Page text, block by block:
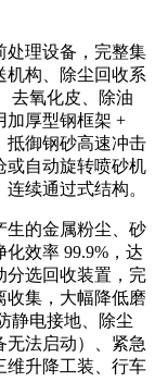
处理设备，完整集
机构、除尘回收系
去氧化皮、除油
加厚型钢框架 +
抵御钢砂高速冲击
或自动旋转喷砂机
续通过式结构。
生的金属粉尘、砂
效率 99.9%，达
分选回收装置，完
收集，大幅降低磨
静电接地、除尘
无法启动）、紧急
维升降工装、行车